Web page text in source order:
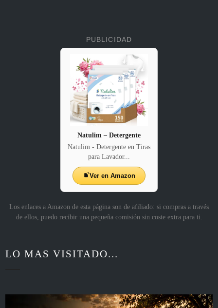
PUBLICIDAD
Natulim – Detergente
Natulim - Detergente en Tiras
para Lavador...
Ver en Amazon
Los enlaces a Amazon de esta página son de afiliado: si compras a través
de ellos, puedo recibir una pequeña comisión sin coste extra para ti.
LO MAS VISITADO...